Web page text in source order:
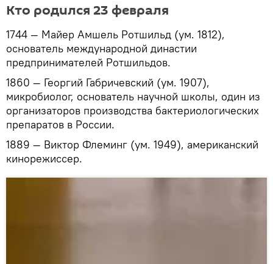
Кто родился 23 февраля
1744 — Майер Амшель Ротшильд (ум. 1812),
основатель международной династии
предпринимателей Ротшильдов.
1860 — Георгий Габричевский (ум. 1907),
микробиолог, основатель научной школы, один из
организаторов производства бактериологических
препаратов в России.
1889 — Виктор Флеминг (ум. 1949), американский
кинорежиссер.